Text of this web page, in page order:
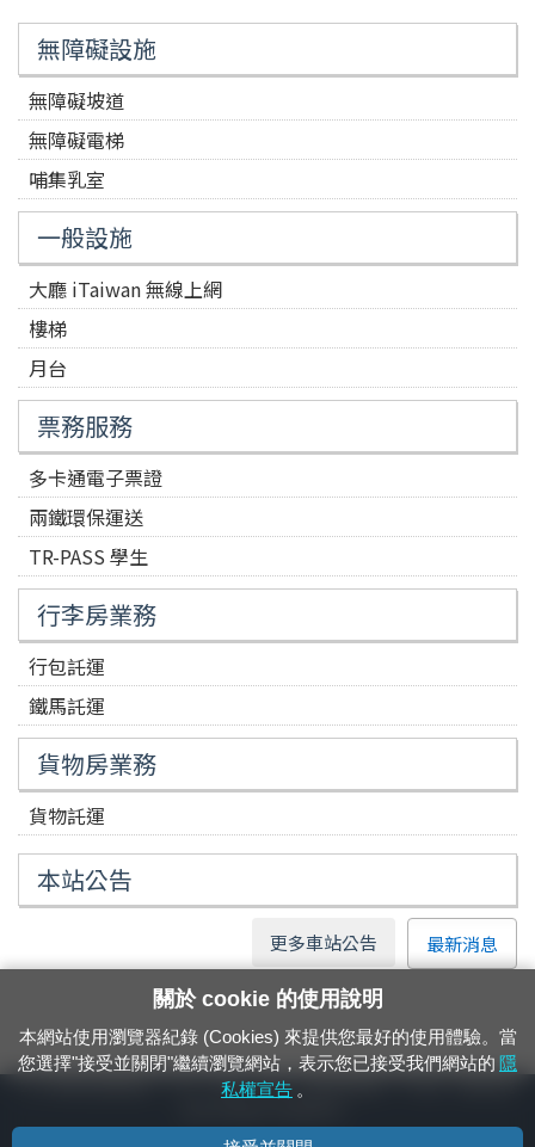
無障礙設施
無障礙坡道
無障礙電梯
哺集乳室
一般設施
大廳 iTaiwan 無線上網
樓梯
月台
票務服務
多卡通電子票證
兩鐵環保運送
TR-PASS 學生
行李房業務
行包託運
鐵馬託運
貨物房業務
貨物託運
本站公告
更多車站公告 最新消息
24小時緊急通報電話：1933（市話、手機，僅限發現軌道、平交道、橋樑及隧
關於 cookie 的使用說明
本網站使用瀏覽器紀錄 (Cookies) 來提供您最好的使用體驗。當
您選擇"接受並關閉"繼續瀏覽網站，表示您已接受我們網站的 隱
私權宣告 。